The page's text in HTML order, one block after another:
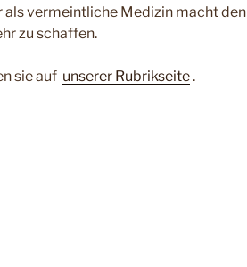
vermeintliche Medizin macht den
zu schaffen.
sie auf unserer Rubrikseite.